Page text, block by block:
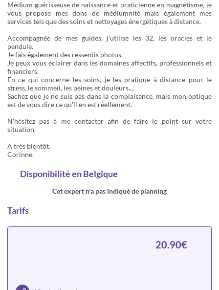
Médium guérisseuse de naissance et praticienne en magnétisme, je
vous propose mes dons de médiumnité mais également mes
services tels que des soins et nettoyages énergétiques à distance.
Accompagnée de mes guides, j’utilise les 32, les oracles et le
pendule.
Je fais également des ressentis photos.
Je peux vous éclairer dans les domaines affectifs, professionnels et
financiers.
En ce qui concerne les soins, je les pratique à distance pour le
stress, le sommeil, les peines et douleurs....
Sachez que je ne suis pas dans la complaisance, mais mon optique
est de vous dire ce qu’il en est réellement.
N’hésitez pas à me contacter afin de faire le point sur votre
situation.
A très bientôt.
Corinne.
Disponibilitéen Belgique
Cet expert n'a pas indiqué de planning
Tarifs
20.90€